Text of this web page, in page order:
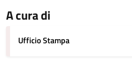
A cura di
Ufficio Stampa